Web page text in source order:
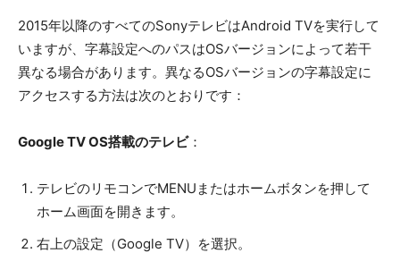
2015年以降のすべてのSonyテレビはAndroid TVを実行して
いますが、字幕設定へのパスはOSバージョンによって若干
異なる場合があります。異なるOSバージョンの字幕設定に
アクセスする方法は次のとおりです：
Google TV OS搭載のテレビ：
テレビのリモコンでMENUまたはホームボタンを押して
ホーム画面を開きます。
右上の設定（Google TV）を選択。